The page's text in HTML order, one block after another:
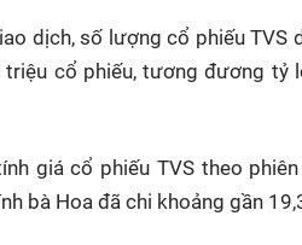
dịch, số lượng cổ phiếu
triệu cổ phiếu, tương đương tỷ
giá cổ phiếu TVS theo
bà Hoa đã chi khoảng gần